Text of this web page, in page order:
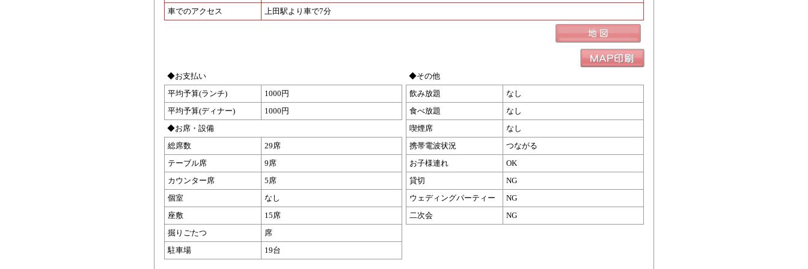
車でのアクセス 上田駅より車で7分
◆お支払い
平均予算(ランチ)
1000円
平均予算(ディナー)
1000円
◆お席・設備
総席数
29席
テーブル席
9席
カウンター席
5席
個室
なし
座敷
15席
掘りごたつ
席
駐車場
19台
◆その他
飲み放題
なし
食べ放題
なし
喫煙席
なし
携帯電波状況
つながる
お子様連れ
OK
貸切
NG
ウェディングパーティー
NG
二次会
NG